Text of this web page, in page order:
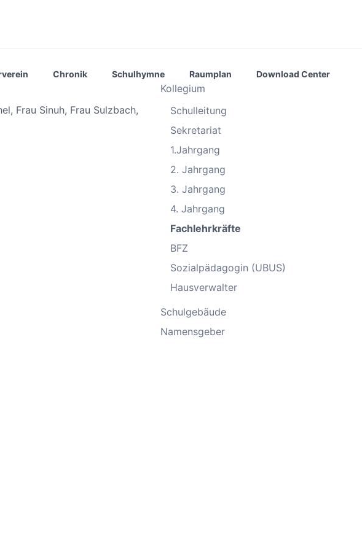
Chronik Schulhymne Raumplan Download Center
Frau Sinuh, Frau Sulzbach,
Kollegium
Schulleitung
Sekretariat
1.Jahrgang
2. Jahrgang
3. Jahrgang
4. Jahrgang
Fachlehrkräfte
BFZ
Sozialpädagogin (UBUS)
Hausverwalter
Schulgebäude
Namensgeber